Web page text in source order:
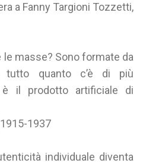
a Fanny Targioni Tozzetti,
masse? Sono formate da
tutto quanto c’è di più
è il prodotto artificiale di
1937
individuale diventa